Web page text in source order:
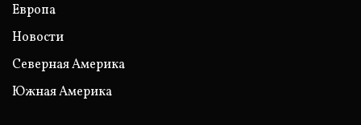
Европа
Новости
Северная Америка
Южная Америка